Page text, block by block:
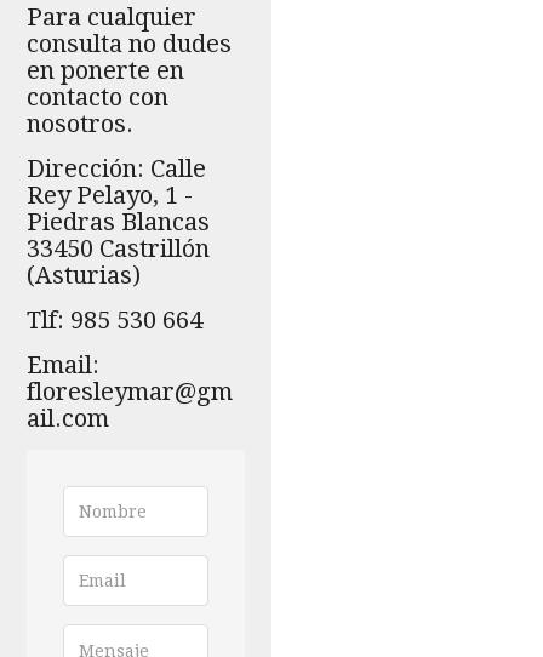
Para cualquier
consulta no dudes
en ponerte en
contacto con
nosotros.
Dirección: Calle
Rey Pelayo, 1 -
Piedras Blancas
33450 Castrillón
(Asturias)
Tlf: 985 530 664
Email:
floresleymar@gm
ail.com